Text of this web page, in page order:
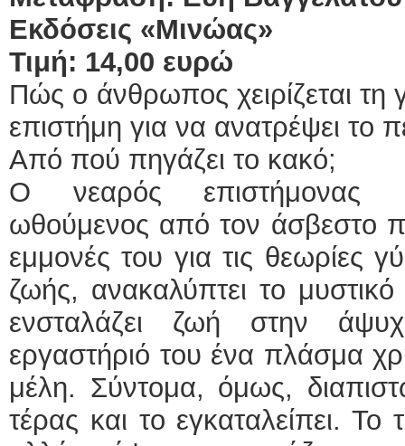
Εκδόσεις «Μινώας»
Τιμή: 14,00 ευρώ
Πώς ο άνθρωπος χειρίζεται τη
επιστήμη για να ανατρέψει το
Από πού πηγάζει το κακό;
Ο νεαρός επιστήμονας
ωθούμενος από τον άσβεστο
εμμονές του για τις θεωρίες
ζωής, ανακαλύπτει το
ενσταλάζει ζωή στην
εργαστήριό του ένα πλάσμα
μέλη. Σύντομα, όμως,
τέρας και το εγκαταλείπει. Το